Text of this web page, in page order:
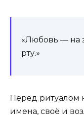
«Любовь — на
рту.»
Перед ритуалом
имена, своё и